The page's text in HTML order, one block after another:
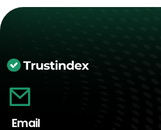
Email